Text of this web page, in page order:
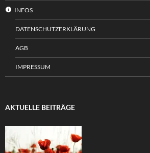
INFOS
DATENSCHUTZERKLÄRUNG
AGB
IMPRESSUM
AKTUELLE BEITRÄGE